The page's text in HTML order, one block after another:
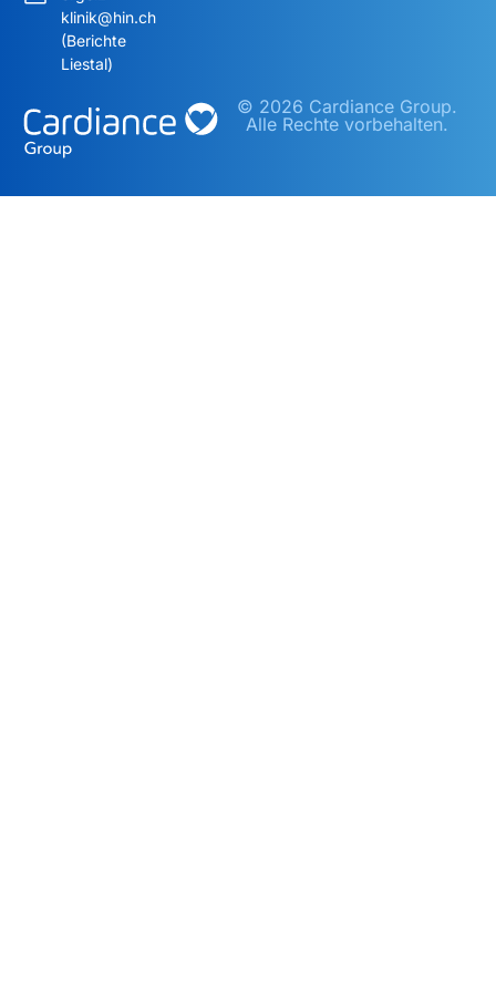
klinik@hin.ch
(Berichte
Liestal)
© 2026 Cardiance Group.
Alle Rechte vorbehalten.